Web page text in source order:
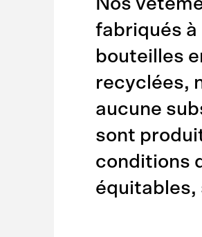
Nos
fabriqués
bouteilles
recyclées,
aucune
sont
conditions
équitables,